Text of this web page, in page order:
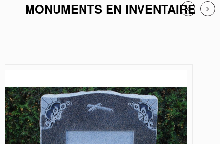
MONUMENTS EN INVENTAIRE